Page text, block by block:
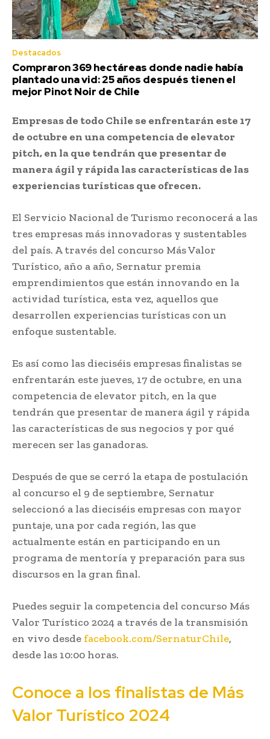
Destacados
Compraron 369 hectáreas donde nadie había
plantado una vid: 25 años después tienen el
mejor Pinot Noir de Chile
Empresas de todo Chile se enfrentarán este 17
de octubre en una competencia de elevator
pitch, en la que tendrán que presentar de
manera ágil y rápida las características de las
experiencias turísticas que ofrecen.
El Servicio Nacional de Turismo reconocerá a las
tres empresas más innovadoras y sustentables
del país. A través del concurso Más Valor
Turístico, año a año, Sernatur premia
emprendimientos que están innovando en la
actividad turística, esta vez, aquellos que
desarrollen experiencias turísticas con un
enfoque sustentable.
Es así como las dieciséis empresas finalistas se
enfrentarán este jueves, 17 de octubre, en una
competencia de elevator pitch, en la que
tendrán que presentar de manera ágil y rápida
las características de sus negocios y por qué
merecen ser las ganadoras.
Después de que se cerró la etapa de postulación
al concurso el 9 de septiembre, Sernatur
seleccionó a las dieciséis empresas con mayor
puntaje, una por cada región, las que
actualmente están en participando en un
programa de mentoría y preparación para sus
discursos en la gran final.
Puedes seguir la competencia del concurso Más
Valor Turístico 2024 a través de la transmisión
en vivo desde facebook.com/SernaturChile,
desde las 10:00 horas.
Conoce a los finalistas de Más
Valor Turístico 2024